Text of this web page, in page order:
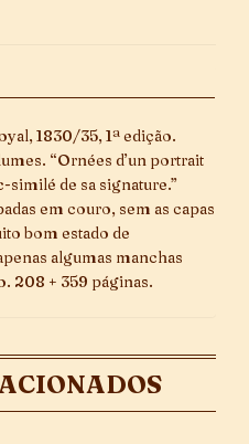
1830/35, 1ª edição.
“Ornées d’un portrait
similé de sa signature.”
em couro, sem as capas
bom estado de
algumas manchas
208 + 359 páginas.